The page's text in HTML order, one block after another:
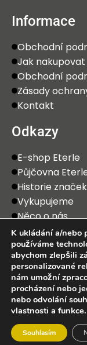
Informace
Obchodní
Jak
Obchodní
Zásady
Kontakt
Odkazy
E-shop Eterle
Půjčovna
Historie značek
Vykupujeme
Něco o nás
2025 Eterle
K ukládání a/nebo
používáme
abychom zlepšili
personalizované
nám umožní
procházení nebo
nebo odvolání
vlastnosti a funkce.
Souhlasím